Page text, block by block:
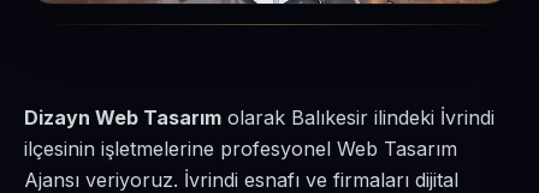
Dizayn Web Tasarım olarak Balıkesir ilindeki İvrindi
ilçesinin işletmelerine profesyonel Web Tasarım
Ajansı veriyoruz. İvrindi esnafı ve firmaları dijital